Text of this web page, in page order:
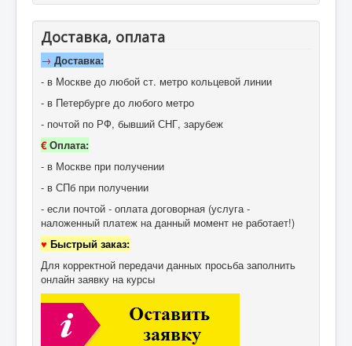
Доставка, оплата
→ Доставка:
- в Москве до любой ст. метро кольцевой линии
- в Петербурге до любого метро
- почтой по РФ, бывший СНГ, зарубеж
€Оплата:
- в Москве при получении
- в СПб при получении
- если почтой - оплата договорная (услуга -
наложенный платеж на данный момент не работает!)
♥ Быстрый заказ:
Для корректной передачи данных просьба заполнить
онлайн заявку на курсы